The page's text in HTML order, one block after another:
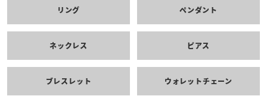
リング ペンダント
ネックレス ピアス
ブレスレット ウォレットチェーン